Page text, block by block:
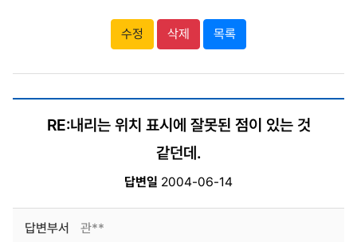
수정 삭제 목록
RE:내리는 위치 표시에 잘못된 점이 있는 것
같던데.
답변일 2004-06-14
답변부서 관**